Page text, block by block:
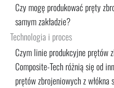
Czy mogę produkować pręty
samym zakładzie?
Technologia i proces
Czym linie produkcyjne prętów
Composite-Tech różnią się od
prętów zbrojeniowych z włókna